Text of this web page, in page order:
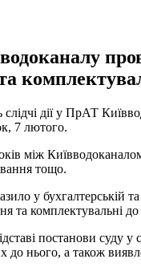
дії у ПрАТ
7 лютого.
між
тощо.
у бухгалтерській
та комплектувальні
постанови суду
нього, а також